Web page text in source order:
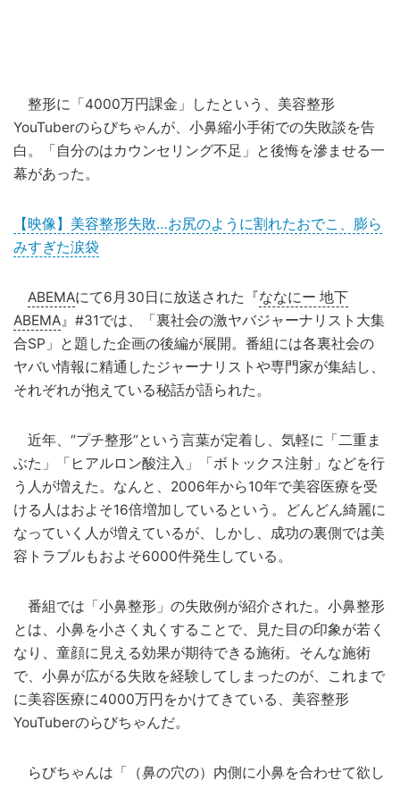
整形に「4000万円課金」したという、美容整形
YouTuberのらびちゃんが、小鼻縮小手術での失敗談を告
白。「自分のはカウンセリング不足」と後悔を滲ませる一
幕があった。
【映像】美容整形失敗…お尻のように割れたおでこ、膨ら
みすぎた涙袋
ABEMAにて6月30日に放送された『ななにー 地下
ABEMA 』#31では、「裏社会の激ヤバジャーナリスト大集
合SP」と題した企画の後編が展開。番組には各裏社会の
ヤバい情報に精通したジャーナリストや専門家が集結し、
それぞれが抱えている秘話が語られた。
近年、“プチ整形”という言葉が定着し、気軽に「二重ま
ぶた」「ヒアルロン酸注入」「ボトックス注射」などを行
う人が増えた。なんと、2006年から10年で美容医療を受
ける人はおよそ16倍増加しているという。どんどん綺麗に
なっていく人が増えているが、しかし、成功の裏側では美
容トラブルもおよそ6000件発生している。
番組では「小鼻整形」の失敗例が紹介された。小鼻整形
とは、小鼻を小さく丸くすることで、見た目の印象が若く
なり、童顔に見える効果が期待できる施術。そんな施術
で、小鼻が広がる失敗を経験してしまったのが、これまで
に美容医療に4000万円をかけてきている、美容整形
YouTuberのらびちゃんだ。
らびちゃんは「（鼻の穴の）内側に小鼻を合わせて欲し